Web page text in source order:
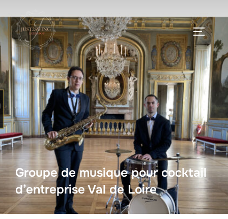
Groupe de musique pour cocktail
d’entreprise Val de Loire